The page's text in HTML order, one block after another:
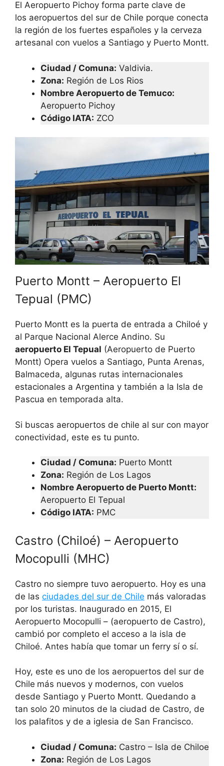
El Aeropuerto Pichoy forma parte clave de
los aeropuertos del sur de Chile porque conecta
la región de los fuertes españoles y la cerveza
artesanal con vuelos a Santiago y Puerto Montt.
Ciudad / Comuna: Valdivia.
Zona: Región de Los Rios
Nombre Aeropuerto de Temuco:
Aeropuerto Pichoy
Código IATA: ZCO
Puerto Montt – Aeropuerto El
Tepual (PMC)
Puerto Montt es la puerta de entrada a Chiloé y
al Parque Nacional Alerce Andino. Su
aeropuerto El Tepual (Aeropuerto de Puerto
Montt) Opera vuelos a Santiago, Punta Arenas,
Balmaceda, algunas rutas internacionales
estacionales a Argentina y también a la Isla de
Pascua en temporada alta.
Si buscas aeropuertos de chile al sur con mayor
conectividad, este es tu punto.
Ciudad / Comuna: Puerto Montt
Zona: Región de Los Lagos
Nombre Aeropuerto de Puerto Montt:
Aeropuerto El Tepual
Código IATA: PMC
Castro (Chiloé) – Aeropuerto
Mocopulli (MHC)
Castro no siempre tuvo aeropuerto. Hoy es una
de las ciudades del sur de Chile más valoradas
por los turistas. Inaugurado en 2015, El
Aeropuerto Mocopulli – (aeropuerto de Castro),
cambió por completo el acceso a la isla de
Chiloé. Antes había que tomar un ferry sí o sí.
Hoy, este es uno de los aeropuertos del sur de
Chile más nuevos y modernos, con vuelos
desde Santiago y Puerto Montt. Quedando a
tan solo 20 minutos de la ciudad de Castro, de
los palafitos y de a iglesia de San Francisco.
Ciudad / Comuna: Castro – Isla de Chiloe
Zona: Región de Los Lagos